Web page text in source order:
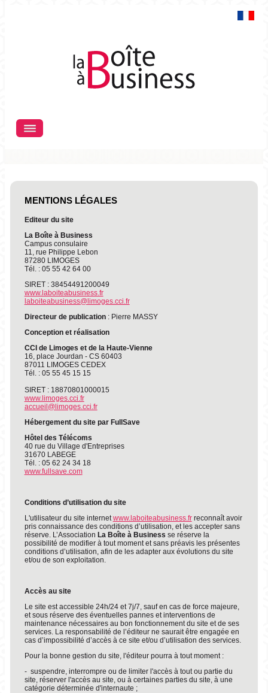
MENTIONS LÉGALES
Editeur du site
La Boîte à Business
Campus consulaire
11, rue Philippe Lebon
87280 LIMOGES
Tél. : 05 55 42 64 00
SIRET : 38454491200049
www.laboiteabusiness.fr
laboiteabusiness@limoges.cci.fr
Directeur de publication: Pierre MASSY
Conception et réalisation
CCI de Limoges et de la Haute-Vienne
16, place Jourdan - CS 60403
87011 LIMOGES CEDEX
Tél. : 05 55 45 15 15
SIRET : 18870801000015
www.limoges.cci.fr
accueil@limoges.cci.fr
Hébergement du site par FullSave
Hôtel des Télécoms
40 rue du Village d'Entreprises
31670 LABEGE
Tél. : 05 62 24 34 18
www.fullsave.com
Conditions d’utilisation du site
L'utilisateur du site internetwww.laboiteabusiness.frreconnaît avoir
pris connaissance des conditions d’utilisation, et les accepter sans
réserve. L’Association La Boîte à Business se réserve la
possibilité de modifier à tout moment et sans préavis les présentes
conditions d’utilisation, afin de les adapter aux évolutions du site
et/ou de son exploitation.
Accès au site
Le site est accessible 24h/24 et 7j/7, sauf en cas de force majeure,
et sous réserve des éventuelles pannes et interventions de
maintenance nécessaires au bon fonctionnement du site et de ses
services. La responsabilité de l’éditeur ne saurait être engagée en
cas d’impossibilité d’accès à ce site et/ou d’utilisation des services.
Pour la bonne gestion du site, l'éditeur pourra à tout moment :
- suspendre, interrompre ou de limiter l'accès à tout ou partie du
site, réserver l'accès au site, ou à certaines parties du site, à une
catégorie déterminée d'internaute ;